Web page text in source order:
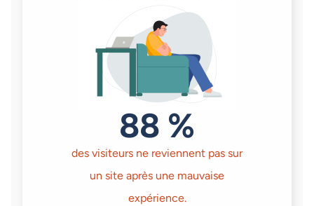
88 %
des visiteurs ne reviennent pas sur
un site après une mauvaise
expérience.